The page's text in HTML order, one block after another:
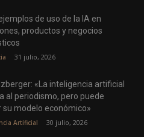
de uso de la IA en
productos y negocios
31 julio, 2026
«La inteligencia artificial
al periodismo, pero puede
su modelo económico»
Artificial 30 julio, 2026